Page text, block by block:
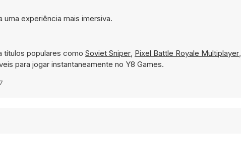
experiência mais imersiva.
títulos populares como Soviet Sniper, Pixel Battle Royale Multiplayer,
para jogar instantaneamente no Y8 Games.